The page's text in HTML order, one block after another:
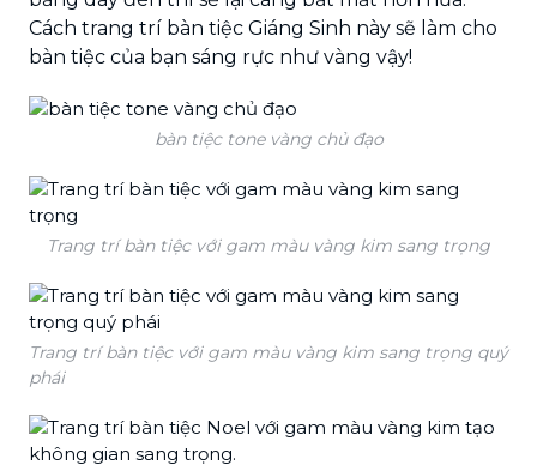
Cách trang trí bàn tiệc Giáng Sinh này sẽ làm cho
bàn tiệc của bạn sáng rực như vàng vậy!
bàn tiệc tone vàng chủ đạo
Trang trí bàn tiệc với gam màu vàng kim sang trọng
Trang trí bàn tiệc với gam màu vàng kim sang trọng quý
phái